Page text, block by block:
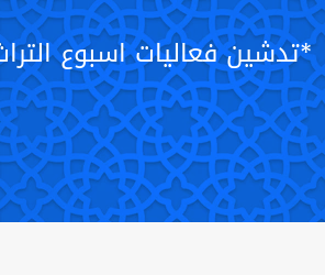
*تدشين فعاليات اسبوع